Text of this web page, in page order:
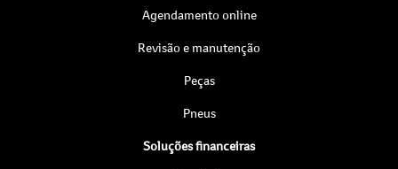
Agendamento online
Revisão e manutenção
Peças
Pneus
Soluções financeiras